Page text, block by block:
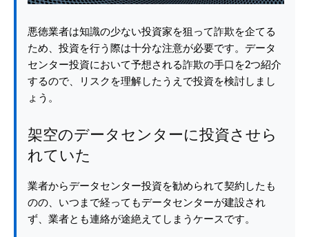
悪徳業者は知識の少ない投資家を狙って詐欺を企てる
ため、投資を行う際は十分な注意が必要です。データ
センター投資において予想される詐欺の手口を2つ紹介
するので、リスクを理解したうえで投資を検討しまし
ょう。
架空のデータセンターに投資させら
れていた
業者からデータセンター投資を勧められて契約したも
のの、いつまで経ってもデータセンターが建設され
ず、業者とも連絡が途絶えてしまうケースです。